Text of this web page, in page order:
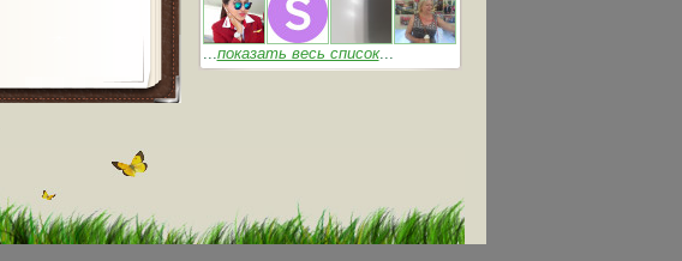
...показать весь список...